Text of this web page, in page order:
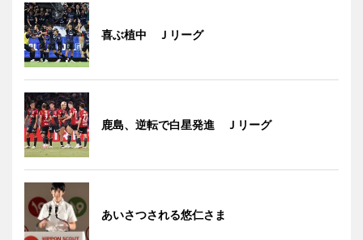
喜ぶ植中 Ｊリーグ
鹿島、逆転で白星発進 Ｊリーグ
あいさつされる悠仁さま